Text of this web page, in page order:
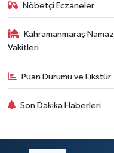
Nöbetçi Eczaneler
Kahramanmaraş Namaz
Vakitleri
Puan Durumu ve Fikstür
Son Dakika Haberleri